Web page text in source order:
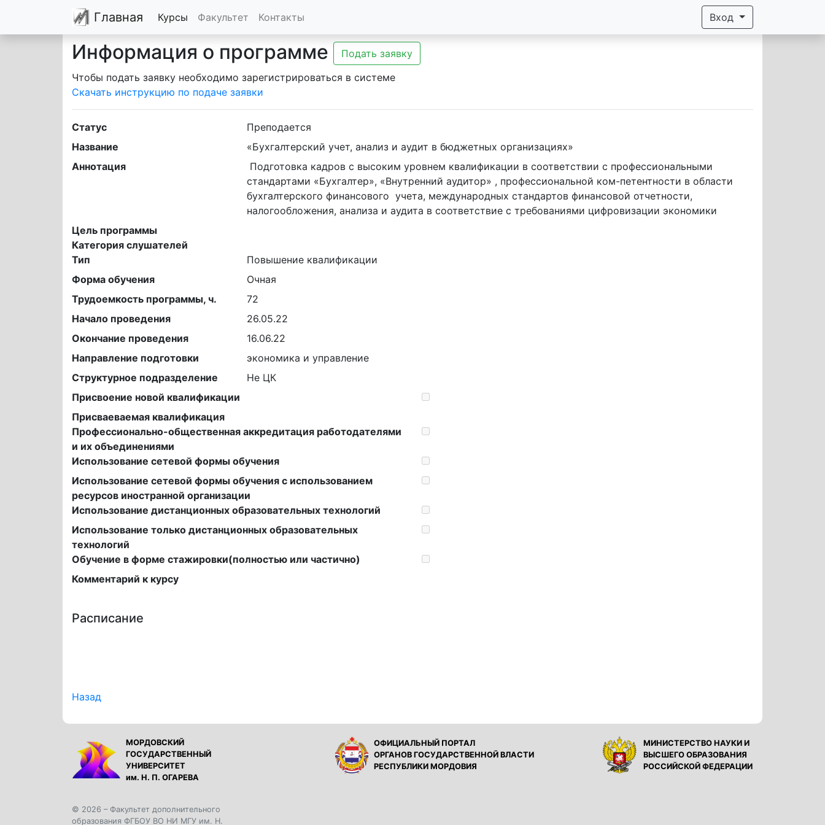
Главная Курсы Факультет Контакты Вход
Информация о программе
Подать заявку
Чтобы подать заявку необходимо зарегистрироваться в системе
Скачать инструкцию по подаче заявки
Статус
Преподается
Название
«Бухгалтерский учет, анализ и аудит в бюджетных организациях»
Аннотация
стандартами «Бухгалтер», «Внутренний аудитор» , профессиональной ком-петентности в области
бухгалтерского финансового  учета, международных стандартов финансовой отчетности,
налогообложения, анализа и аудита в соответствие с требованиями цифровизации экономики
Цель программы
Категория слушателей
Тип
Повышение квалификации
Форма обучения
Очная
Трудоемкость программы, ч.
72
Начало проведения
26.05.22
Окончание проведения
16.06.22
Направление подготовки
экономика и управление
Структурное подразделение
Не ЦК
Присвоение новой квалификации
Присваеваемая квалификация
Профессионально-общественная аккредитация работодателями
и их объединениями
Использование сетевой формы обучения
Использование сетевой формы обучения с использованием
ресурсов иностранной организации
Использование дистанционных образовательных технологий
Использование только дистанционных образовательных
технологий
Обучение в форме стажировки(полностью или частично)
Комментарий к курсу
Расписание
Назад
МОРДОВСКИЙ
ГОСУДАРСТВЕННЫЙ
УНИВЕРСИТЕТ
им. Н. П. ОГАРЕВА
ОФИЦИАЛЬНЫЙ ПОРТАЛ
ОРГАНОВ ГОСУДАРСТВЕННОЙ ВЛАСТИ
РЕСПУБЛИКИ МОРДОВИЯ
МИНИСТЕРСТВО НАУКИ И
ВЫСШЕГО ОБРАЗОВАНИЯ
РОССИЙСКОЙ ФЕДЕРАЦИИ
© 2026 – Факультет дополнительного
образования ФГБОУ ВО НИ МГУ им. Н.